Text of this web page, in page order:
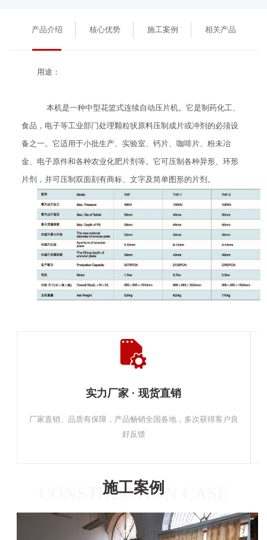
产品介绍 核心优势 施工案例 相关产品
用途：
本机是一种中型花篮式连续自动压片机。它是制药化工、
食品，电子等工业部门处理颗粒状原料压制成片或冲剂的必须设
备之一。它适用于小批生产、实验室、钙片、咖啡片、粉未冶
金、电子原件和各种农业化肥片剂等。它可压制各种异形、环形
片剂，并可压制双面刻有商标、文字及简单图形的片剂。
实力厂家 · 现货直销
厂家直销、品质有保障，产品畅销全国各地，多次获得客户良
好反馈
施工案例
CONSTRUCTION CASE